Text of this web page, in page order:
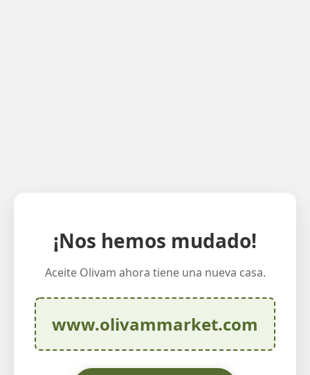
¡Nos hemos mudado!
Aceite Olivam ahora tiene una nueva casa.
www.olivammarket.com